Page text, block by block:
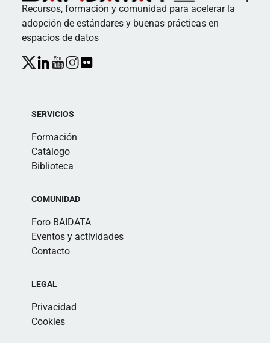
Recursos, formación y comunidad para acelerar la
adopción de estándares y buenas prácticas en
espacios de datos
SERVICIOS
Formación
Catálogo
Biblioteca
COMUNIDAD
Foro BAIDATA
Eventos y actividades
Contacto
LEGAL
Privacidad
Cookies